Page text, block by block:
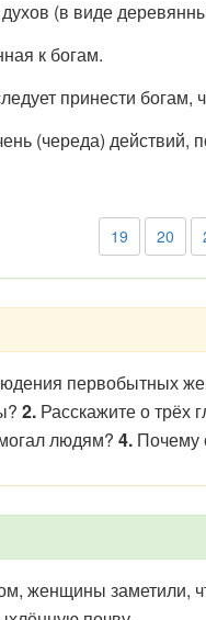
(в виде
к богам.
принести богам,
(череда)
19 20
первобытных
2. Расскажите о трёх
людям? 4. Почему
женщины заметили,